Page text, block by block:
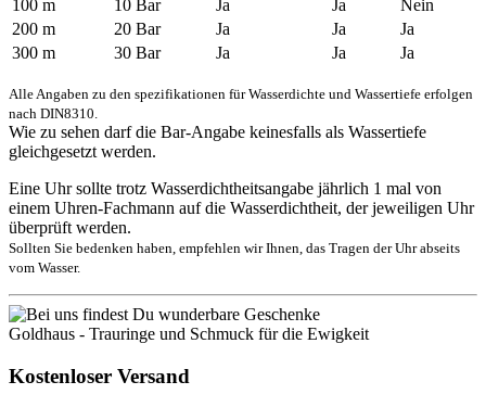
100 m
10 Bar Ja Ja
Nein
200 m
20 Bar Ja Ja
Ja
300 m
30 Bar Ja Ja Ja
Alle Angaben zu den spezifikationen für Wasserdichte und Wassertiefe erfolgen
nach DIN8310.
Wie zu sehen darf die Bar-Angabe keinesfalls als Wassertiefe
gleichgesetzt werden.
Eine Uhr sollte trotz Wasserdichtheitsangabe jährlich 1 mal von
einem Uhren-Fachmann auf die Wasserdichtheit, der jeweiligen Uhr
überprüft werden.
Sollten Sie bedenken haben, empfehlen wir Ihnen, das Tragen der Uhr abseits
vom Wasser.
Goldhaus - Trauringe und Schmuck für die Ewigkeit
Kostenloser Versand